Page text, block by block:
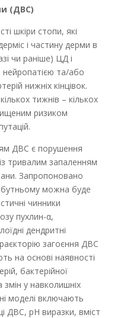
(ДВС)
шкіри стопи, які
і частину дерми в
чи раніше) ЦД і
та/або
нижніх кінцівок.
тижнів – кількох
ризиком
ДВС є порушення
тривалим запаленням
Запропоновано
можна буде
чинники
пухлин-α,
дендритні
загоєння ДВС
на основі наявності
бактерійної
змін у навколишніх
моделі включають
ДВС, pH виразки, вміст